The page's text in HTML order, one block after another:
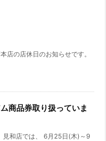
店の店休日のお知らせです。
商品券取り扱っていま
見和店では、 6月25日(木)～9